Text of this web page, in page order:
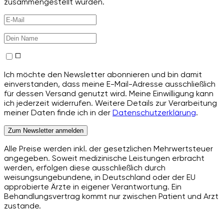
Ich möchte den Newsletter abonnieren und bin damit
einverstanden, dass meine E-Mail-Adresse ausschließlich
für dessen Versand genutzt wird. Meine Einwilligung kann
ich jederzeit widerrufen. Weitere Details zur Verarbeitung
meiner Daten finde ich in der Datenschutzerklärung.
Zum Newsletter anmelden
Alle Preise werden inkl. der gesetzlichen Mehrwertsteuer
angegeben. Soweit medizinische Leistungen erbracht
werden, erfolgen diese ausschließlich durch
weisungsungebundene, in Deutschland oder der EU
approbierte Ärzte in eigener Verantwortung. Ein
Behandlungsvertrag kommt nur zwischen Patient und Arzt
zustande.